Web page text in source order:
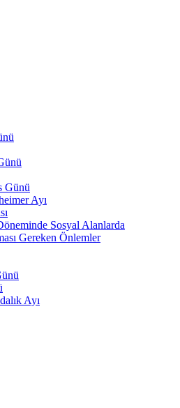
Günü
Ayı
Sosyal Alanlarda
Gereken Önlemler
Ayı